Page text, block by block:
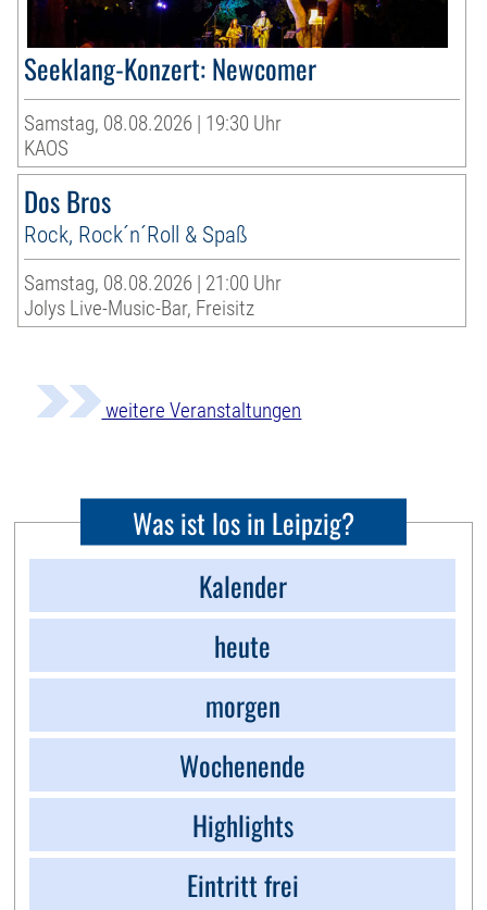
Seeklang-Konzert: Newcomer
Samstag, 08.08.2026 | 19:30 Uhr
KAOS
Dos Bros
Rock, Rock´n´Roll & Spaß
Samstag, 08.08.2026 | 21:00 Uhr
Jolys Live-Music-Bar, Freisitz
weitere Veranstaltungen
Was ist los in Leipzig?
Kalender
heute
morgen
Wochenende
Highlights
Eintritt frei